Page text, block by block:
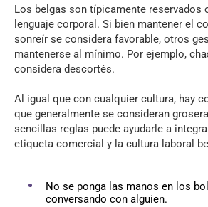
Los belgas son típicamente reservados
lenguaje corporal. Si bien mantener el
sonreír se considera favorable, otros
mantenerse al mínimo. Por ejemplo,
considera descortés.
Al igual que con cualquier cultura, hay
que generalmente se consideran
sencillas reglas puede ayudarle a
etiqueta comercial y la cultura laboral
No se ponga las manos en los
conversando con alguien.